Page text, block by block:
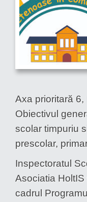
Axa prioritară
Obiectivul
scolar timpuriu
prescolar,
Inspectoratul
Asociatia
cadrul